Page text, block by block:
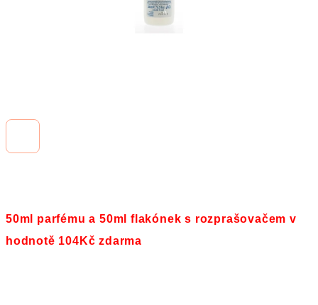
50ml parfému a 50ml flakónek s rozprašovačem v
hodnotě 104Kč zdarma